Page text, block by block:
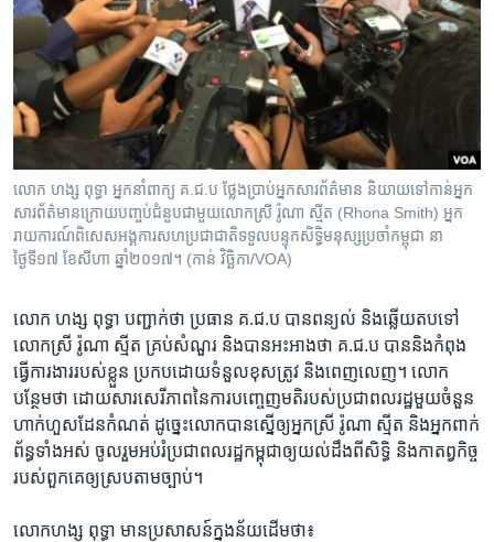
លោក ហង្ស ពុទ្ធា អ្នកនាំពាក្យ គ.ជ.ប ថ្លែងប្រាប់អ្នកសារព័ត៌មាន និយាយ​ទៅ​កាន់​អ្នក​
សារព័ត៌មាន​ក្រោយ​បញ្ចប់​ជំនួប​ជាមួយ​លោកស្រី​ រ៉ូណា ស្មីត (Rhona Smith) អ្នក
រាយការណ៍​ពិសេស​អង្គការសហប្រជាជាតិ​ទទួល​បន្ទុកសិទ្ធិមនុស្ស​ប្រចាំកម្ពុជា នា
ថ្ងៃទី១៧ ខែសីហា ឆ្នាំ២០១៧។ (កាន់ វិច្ឆិកា/VOA)
លោក​ ​ហង្ស ពុទ្ធា​ ​បញ្ជាក់​ថា​ ​ប្រធាន​ ​គ.ជ.ប​ ​បាន​ពន្យល់​ ​និង​ឆ្លើយ​តប​ទៅ​
លោកស្រី រ៉ូណា ស្មីត គ្រប់​សំណួរ និង​បាន​អះអាង​ថា​ ​គ.ជ.ប​ ​បាន​និង​កំពុង​
ធ្វើ​ការ​ងារ​របស់​ខ្លួន ប្រកប​ដោយទំនួល​ខុសត្រូវ ​និង​ពេញ​លេញ។​ ​លោក​
បន្ថែម​ថា​ ​ដោយសារសេរីភាព​នៃ​ការ​បញ្ចេញ​មតិ​របស់​ប្រជាពលរដ្ឋ​មួយ​ចំនួន​
ហាក់​ហួស​ដែន​កំណត់ ដូច្នេះ​លោក​បាន​ស្នើ​ឲ្យអ្នកស្រី​ ​រ៉ូណា ស្មីត​ និង​អ្នក​ពាក់
ព័ន្ធ​ទាំងអស់ ចូលរួម​អប់រំ​ប្រជាពលរដ្ឋ​កម្ពុជា​ឲ្យ​យល់ដឹង​ពីសិទ្ធិ និង​កាតព្វកិច្ច​
របស់​ពួកគេ​ឲ្យ​ស្រប​តាម​ច្បាប់។
លោក​ហង្ស ពុទ្ធា ​មាន​ប្រសាសន៍​ក្នុង​ន័យ​ដើម​ថា៖​